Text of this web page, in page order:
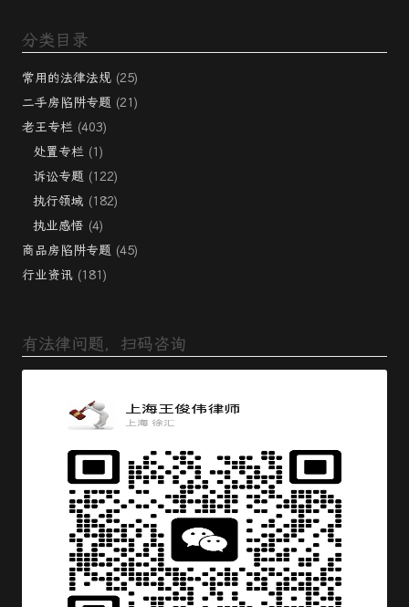
分类目录
常用的法律法规 (25)
二手房陷阱专题 (21)
老王专栏 (403)
处置专栏 (1)
诉讼专题 (122)
执行领域 (182)
执业感悟 (4)
商品房陷阱专题 (45)
行业资讯 (181)
有法律问题，扫码咨询